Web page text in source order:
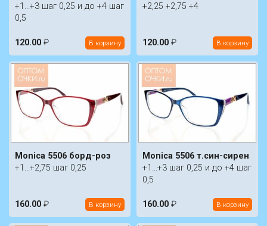
+1...+3 шаг 0,25 и до +4 шаг
0,5
120.00 ₽ В корзину
+2,25 +2,75 +4
120.00 ₽ В корзину
Monica 5506 борд-роз
+1...+2,75 шаг 0,25
160.00 ₽ В корзину
Monica 5506 т.син-сирен
+1...+3 шаг 0,25 и до +4 шаг
0,5
160.00 ₽ В корзину